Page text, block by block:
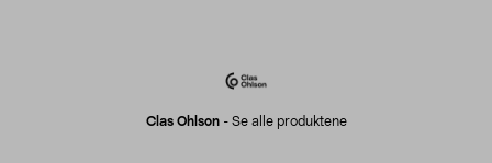
Clas Ohlson- Se alle produktene